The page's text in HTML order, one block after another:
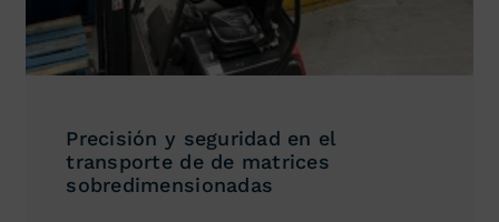
Precisión y seguridad en el
transporte de de matrices
sobredimensionadas